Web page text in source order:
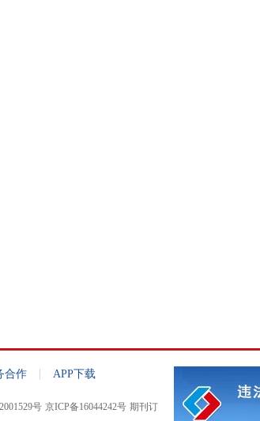
合作 | APP下载
号 京ICP备16044242号 期刊订